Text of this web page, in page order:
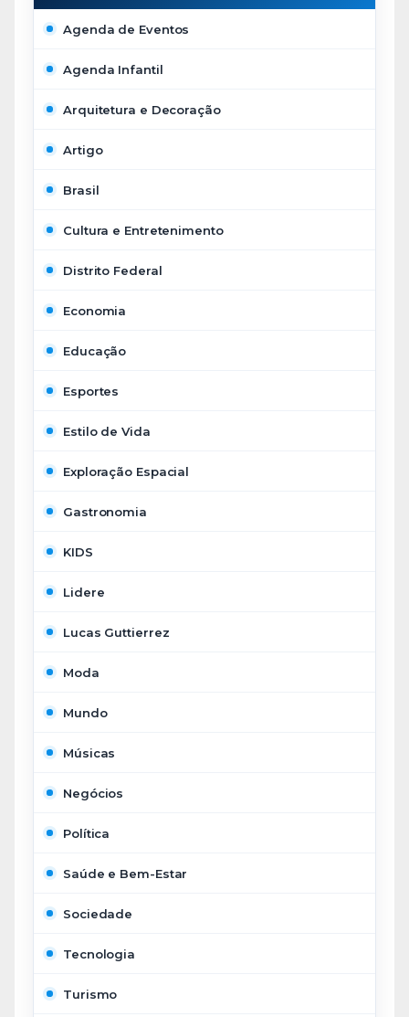
Agenda de Eventos
Agenda Infantil
Arquitetura e Decoração
Artigo
Brasil
Cultura e Entretenimento
Distrito Federal
Economia
Educação
Esportes
Estilo de Vida
Exploração Espacial
Gastronomia
KIDS
Lidere
Lucas Guttierrez
Moda
Mundo
Músicas
Negócios
Política
Saúde e Bem-Estar
Sociedade
Tecnologia
Turismo